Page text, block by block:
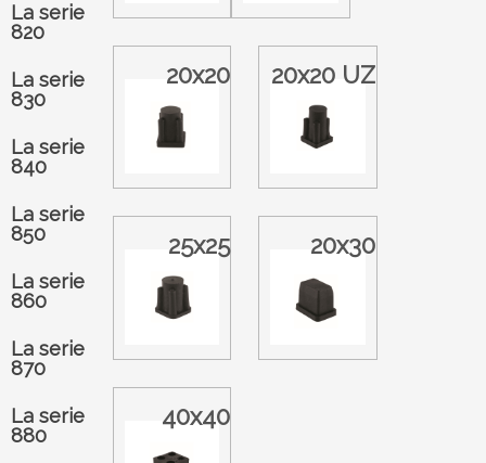
La serie
820
La serie
830
La serie
840
La serie
850
La serie
860
La serie
870
La serie
880
20x20 20x20 UZ
25x25 20x30
40x40